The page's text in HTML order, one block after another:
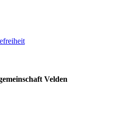
Velden